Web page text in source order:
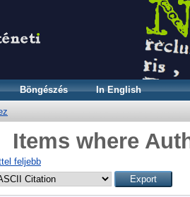
Böngészés In English
Items where
feljebb